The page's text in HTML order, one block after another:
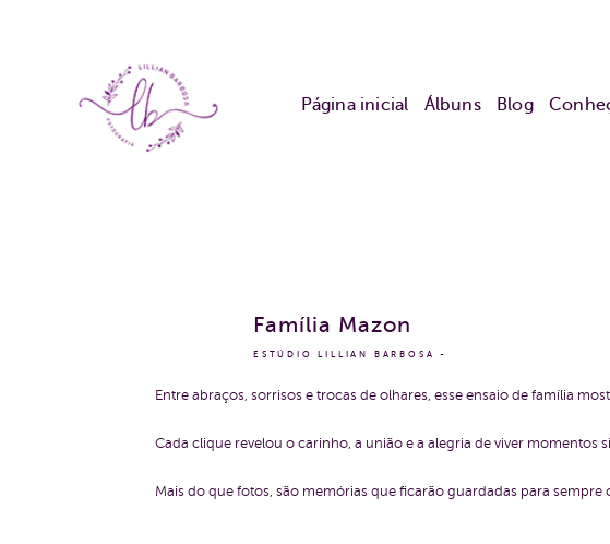
Página inicial Álbuns Blog
ESTÚDIO LILLIAN BARBOSA
Família Mazon
Entre abraços, sorrisos e trocas de olhares, esse ensaio de família
Cada clique revelou o carinho, a união e a alegria de viver momentos
Mais do que fotos, são memórias que ficarão guardadas para sempre